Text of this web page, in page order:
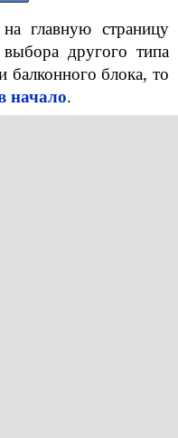
главную страницу
выбора другого типа
балконного блока, то
начало.